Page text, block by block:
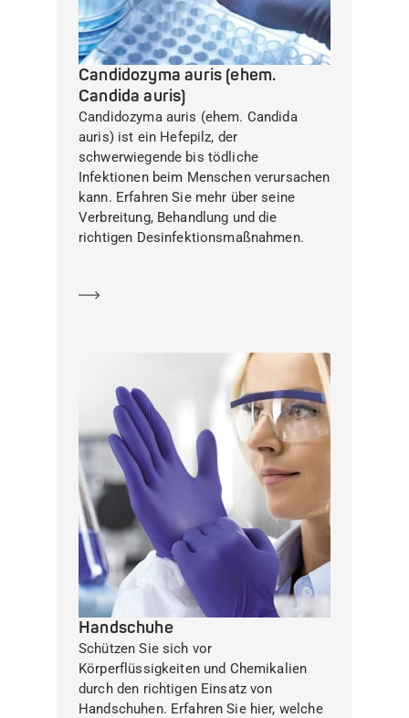
Candidozyma auris (ehem.
Candida auris)
Candidozyma auris (ehem. Candida
auris) ist ein Hefepilz, der
schwerwiegende bis tödliche
Infektionen beim Menschen verursachen
kann. Erfahren Sie mehr über seine
Verbreitung, Behandlung und die
richtigen Desinfektionsmaßnahmen.
Handschuhe
Schützen Sie sich vor
Körperflüssigkeiten und Chemikalien
durch den richtigen Einsatz von
Handschuhen. Erfahren Sie hier, welche